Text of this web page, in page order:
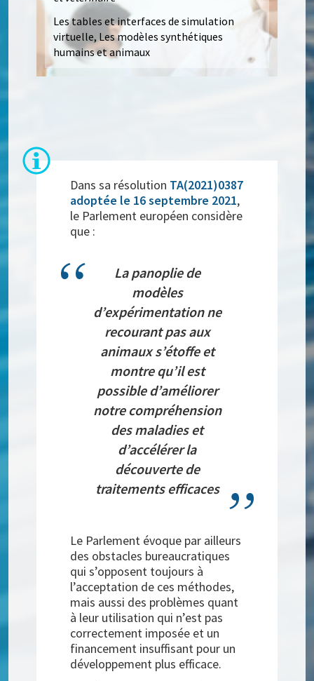
Les tables et interfaces de simulation
virtuelle, Les modèles synthétiques
humains et animaux
Dans sa résolution TA(2021)0387
adoptée le 16 septembre 2021,
le Parlement européen considère
que :
La panoplie de
modèles
d’expérimentation ne
recourant pas aux
animaux s’étoffe et
montre qu’il est
possible d’améliorer
notre compréhension
des maladies et
d’accélérer la
découverte de
traitements efficaces
Le Parlement évoque par ailleurs
des obstacles bureaucratiques
qui s’opposent toujours à
l’acceptation de ces méthodes,
mais aussi des problèmes quant
à leur utilisation qui n’est pas
correctement imposée et un
financement insuffisant pour un
développement plus efficace.